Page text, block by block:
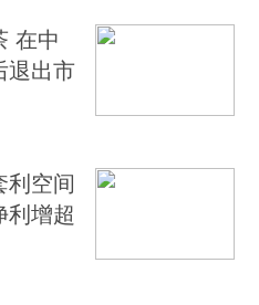
在中
退出市
利空间
利增超